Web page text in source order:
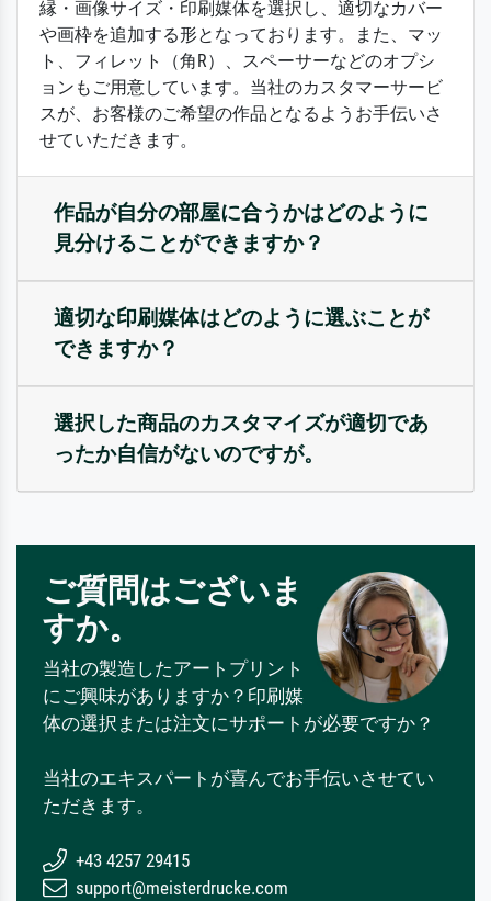
縁・画像サイズ・印刷媒体を選択し、適切なカバー
や画枠を追加する形となっております。また、マッ
ト、フィレット（角R）、スペーサーなどのオプシ
ョンもご用意しています。当社のカスタマーサービ
スが、お客様のご希望の作品となるようお手伝いさ
せていただきます。
作品が自分の部屋に合うかはどのように
見分けることができますか？
適切な印刷媒体はどのように選ぶことが
できますか？
選択した商品のカスタマイズが適切であ
ったか自信がないのですが。
ご質問はございま
すか。
当社の製造したアートプリント
にご興味がありますか？印刷媒
体の選択または注文にサポートが必要ですか？
当社のエキスパートが喜んでお手伝いさせてい
ただきます。
+43 4257 29415
support@meisterdrucke.com